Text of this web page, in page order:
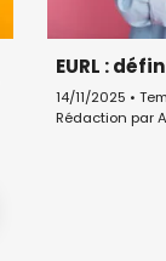
EURL :
14/11/2025 •
Rédaction par